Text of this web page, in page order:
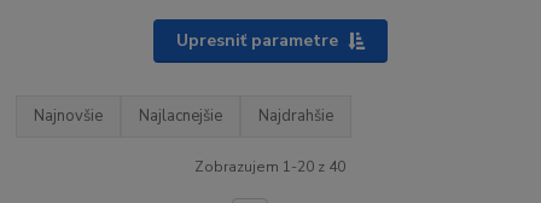
Upresniť parametre
Najnovšie Najlacnejšie Najdrahšie
Zobrazujem 1-20 z 40